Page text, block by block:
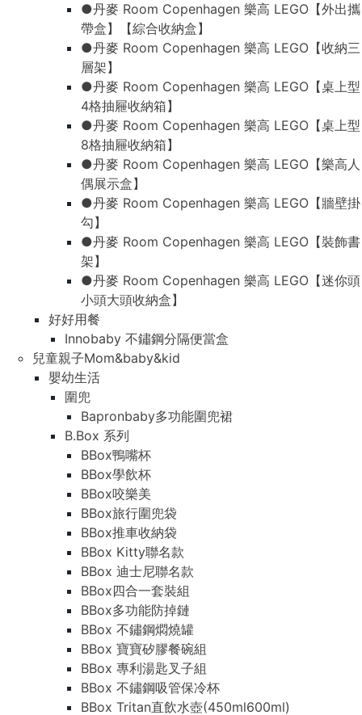
●丹麥 Room Copenhagen 樂高 LEGO【外出攜
帶盒】【綜合收納盒】
●丹麥 Room Copenhagen 樂高 LEGO【收納三
層架】
●丹麥 Room Copenhagen 樂高 LEGO【桌上型
4格抽屜收納箱】
●丹麥 Room Copenhagen 樂高 LEGO【桌上型
8格抽屜收納箱】
●丹麥 Room Copenhagen 樂高 LEGO【樂高人
偶展示盒】
●丹麥 Room Copenhagen 樂高 LEGO【牆壁掛
勾】
●丹麥 Room Copenhagen 樂高 LEGO【裝飾書
架】
●丹麥 Room Copenhagen 樂高 LEGO【迷你頭
小頭大頭收納盒】
好好用餐
Innobaby 不鏽鋼分隔便當盒
兒童親子Mom&baby&kid
嬰幼生活
圍兜
Bapronbaby多功能圍兜裙
B.Box 系列
BBox鴨嘴杯
BBox學飲杯
BBox咬樂美
BBox旅行圍兜袋
BBox推車收納袋
BBox Kitty聯名款
BBox 迪士尼聯名款
BBox四合一套裝組
BBox多功能防掉鏈
BBox 不鏽鋼燜燒罐
BBox 寶寶矽膠餐碗組
BBox 專利湯匙叉子組
BBox 不鏽鋼吸管保冷杯
BBox Tritan直飲水壺(450ml600ml)